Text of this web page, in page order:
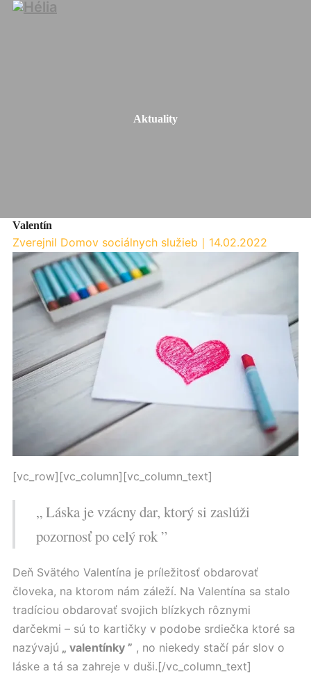
Aktuality
Valentín
Zverejnil Domov sociálnych služieb ｜ 14.02.2022
[vc_row][vc_column][vc_column_text]
„ Láska je vzácny dar, ktorý si zaslúži
pozornosť po celý rok ”
Deň Svätého Valentína je príležitosť obdarovať
človeka, na ktorom nám záleží. Na Valentína sa stalo
tradíciou obdarovať svojich blízkych rôznymi
darčekmi – sú to kartičky v podobe srdiečka ktoré sa
nazývajú „ valentínky ” , no niekedy stačí pár slov o
láske a tá sa zahreje v duši.[/vc_column_text]